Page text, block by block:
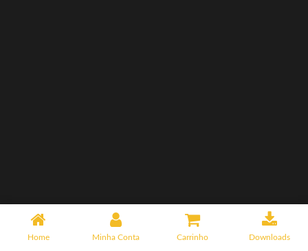
Home Minha Conta Carrinho Downloads